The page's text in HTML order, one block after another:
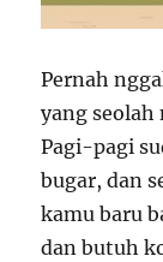
Pernah
yang seolah
Pagi-pagi
bugar, dan
kamu baru
dan butuh